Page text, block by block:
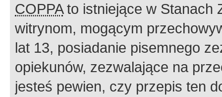
COPPAto istniejące w Stanach
witrynom, mogącym
lat 13, posiadanie pisemnego
opiekunów, zezwalające na
jesteś pewien, czy przepis ten